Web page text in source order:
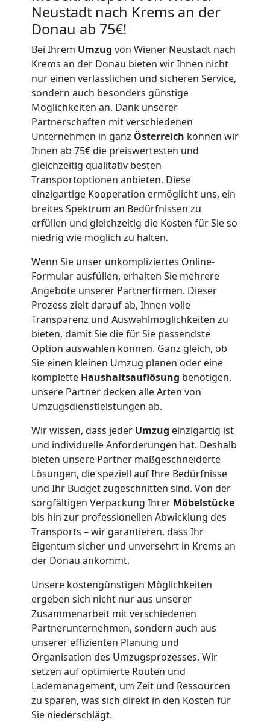
Neustadt nach Krems an der
Donau ab 75€!
Bei Ihrem Umzug von Wiener Neustadt nach
Krems an der Donau bieten wir Ihnen nicht
nur einen verlässlichen und sicheren Service,
sondern auch besonders günstige
Möglichkeiten an. Dank unserer
Partnerschaften mit verschiedenen
Unternehmen in ganz Österreich können wir
Ihnen ab 75€ die preiswertesten und
gleichzeitig qualitativ besten
Transportoptionen anbieten. Diese
einzigartige Kooperation ermöglicht uns, ein
breites Spektrum an Bedürfnissen zu
erfüllen und gleichzeitig die Kosten für Sie so
niedrig wie möglich zu halten.
Wenn Sie unser unkompliziertes Online-
Formular ausfüllen, erhalten Sie mehrere
Angebote unserer Partnerfirmen. Dieser
Prozess zielt darauf ab, Ihnen volle
Transparenz und Auswahlmöglichkeiten zu
bieten, damit Sie die für Sie passendste
Option auswählen können. Ganz gleich, ob
Sie einen kleinen Umzug planen oder eine
komplette Haushaltsauflösung benötigen,
unsere Partner decken alle Arten von
Umzugsdienstleistungen ab.
Wir wissen, dass jeder Umzug einzigartig ist
und individuelle Anforderungen hat. Deshalb
bieten unsere Partner maßgeschneiderte
Lösungen, die speziell auf Ihre Bedürfnisse
und Ihr Budget zugeschnitten sind. Von der
sorgfältigen Verpackung Ihrer Möbelstücke
bis hin zur professionellen Abwicklung des
Transports – wir garantieren, dass Ihr
Eigentum sicher und unversehrt in Krems an
der Donau ankommt.
Unsere kostengünstigen Möglichkeiten
ergeben sich nicht nur aus unserer
Zusammenarbeit mit verschiedenen
Partnerunternehmen, sondern auch aus
unserer effizienten Planung und
Organisation des Umzugsprozesses. Wir
setzen auf optimierte Routen und
Lademanagement, um Zeit und Ressourcen
zu sparen, was sich direkt in den Kosten für
Sie niederschlägt.
LKW
Wiener
Neustadt
Kunsttransport
Wiener
Neustadt
Umzug
Wiener
Neustadt
Mann
LKW
Möbellift
Wiener
Neustadt
Übersiedlung
Wiener
Neustadt
Klaviertransport
Wiener